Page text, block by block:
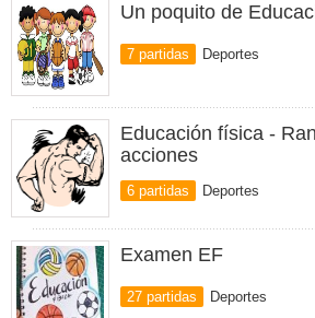
Un poquito de
7 partidas Deportes
Educación física -
acciones
6 partidas Deportes
Examen EF
27 partidas Deportes